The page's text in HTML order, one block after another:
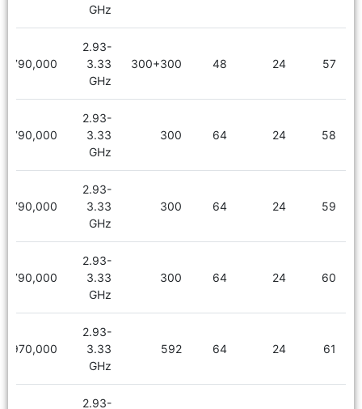
GHz
57
24
48
300+300
2.93-
3.33
GHz
2,790,000
58
24
64
300
2.93-
3.33
GHz
2,790,000
59
24
64
300
2.93-
3.33
GHz
2,790,000
60
24
64
300
2.93-
3.33
GHz
2,790,000
61
24
64
592
2.93-
3.33
GHz
2,970,000
2.93-